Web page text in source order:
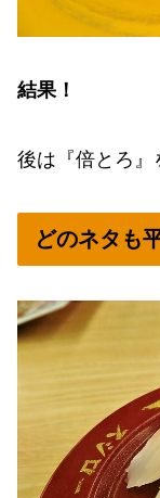
結果！
後は『倍とろ』
どのネタも